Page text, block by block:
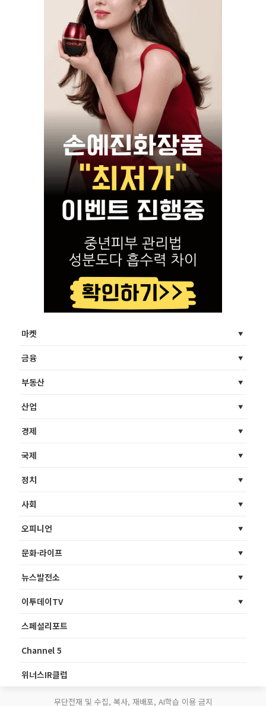
마켓
금융
부동산
산업
경제
국제
정치
사회
오피니언
문화·라이프
뉴스발전소
이투데이TV
스페셜리포트
Channel 5
위너스IR클럽
무단전재 및 수집, 복사, 재배포, AI학습 이용 금지